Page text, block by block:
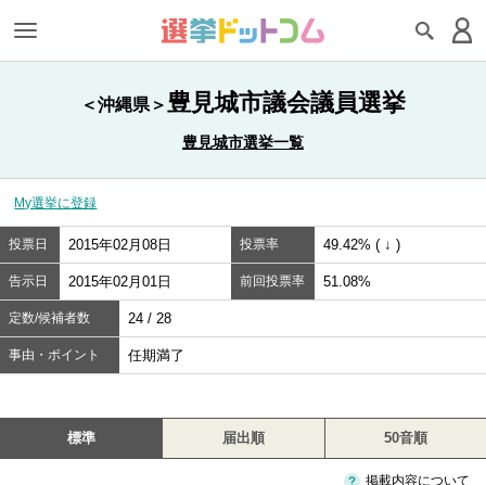
＜沖縄県＞豊見城市議会議員選挙
豊見城市選挙一覧
My選挙に登録
投票日 2015年02月08日 投票率 49.42% ( ↓ )
告示日 2015年02月01日 前回投票率 51.08%
定数/候補者数 24 / 28
事由・ポイント 任期満了
標準 届出順 50音順
掲載内容について